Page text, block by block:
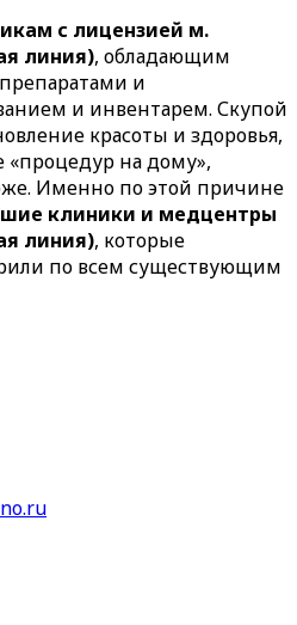
с лицензией м.
линия), обладающим
и
и инвентарем. Скупой
красоты и здоровья,
«процедур на дому»,
Именно по этой причине
клиники и медцентры
линия), которые
по всем существующим